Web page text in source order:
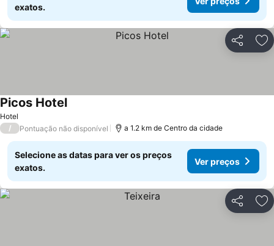
exatos.
Partilhar
Hotel
Picos Hotel
/ Pontuação não disponível a 1.2 km de Centro da cidade
Selecione as datas para ver os preços
exatos.
Ver preços
Partilhar